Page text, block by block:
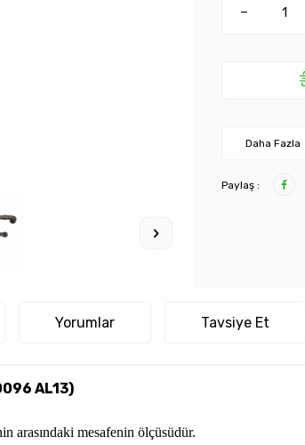
Daha Fazla
Paylaş :
Yorumlar Tavsiye Et
AL13)
arasındaki mesafenin ölçüsüdür.